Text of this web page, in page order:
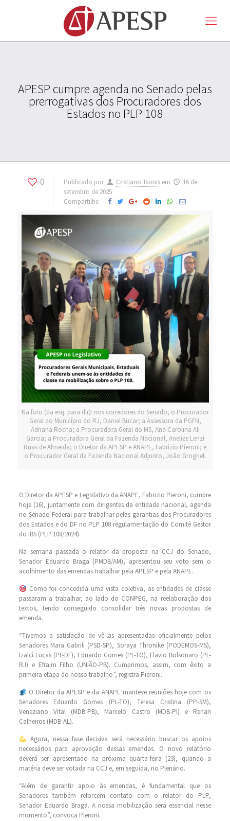
APESP cumpre agenda no Senado pelas
prerrogativas dos Procuradores dos
Estados no PLP 108
0 Publicado por Cristiano Tsonis em
16 de
setembro de 2025
Compartilhe
Na foto (da esq. para dir): nos corredores do Senado, o Procurador
Geral do Município do RJ, Daniel Bucar; a Assessora da PGFN,
Adriana Rocha; a Procuradora Geral do MS, Ana Carolina Ali
Garcia; a Procuradora Geral da Fazenda Nacional, Anelize Lenzi
Ruas de Almeida; o Diretor da APESP e ANAPE, Fabrizio Pieroni; e
o Procurador Geral da Fazenda Nacional Adjunto, João Grognet.
O Diretor da APESP e Legislativo da ANAPE, Fabrizio Pieroni, cumpre
hoje (16), juntamente com dirigentes da entidade nacional, agenda
no Senado Federal para trabalhar pelas garantias dos Procuradores
dos Estados e do DF no PLP 108 regulamentação do Comitê Gestor
do IBS (PLP 108/2024).
Na semana passada o relator da proposta na CCJ do Senado,
Senador Eduardo Braga (PMDB/AM), apresentou seu voto sem o
acolhimento das emendas trabalhar pela APESP e pela ANAPE.
Como foi concedida uma vista coletiva, as entidades de classe
passaram a trabalhar, ao lado do CONPEG, na reelaboração dos
textos, tendo conseguido consolidar três novas propostas de
emenda.
“Tivemos a satisfação de vê-las apresentadas oficialmente pelos
Senadores Mara Gabrili (PSD-SP), Soraya Thronike (PODEMOS-MS),
Izalci Lucas (PL-DF), Eduardo Gomes (PL-TO), Flavio Bolsonaro (PL-
RJ) e Efraim Filho (UNIÃO-PB). Cumprimos, assim, com êxito a
primeira etapa do nosso trabalho”, registra Pieroni.
O Diretor da APESP e da ANAPE manteve reuniões hoje com os
Senadores Eduardo Gomes (PL-TO), Teresa Cristina (PP-SM),
Veneziano Vital (MDB-PB), Marcelo Castro (MDB-PI) e Renan
Calheiros (MDB-AL).
Agora, nessa fase decisiva será necessário buscar os apoios
necessários para aprovação dessas emendas. O novo relatório
deverá ser apresentado na próxima quarta-feira (23), quando a
matéria deve ser votada na CCJ e, em seguida, no Plenário.
“Além de garantir apoio às emendas, é fundamental que os
Senadores também reforcem contato com o relator do PLP,
Senador Eduardo Braga. A nossa mobilização será essencial nesse
momento”, convoca Pieroni.